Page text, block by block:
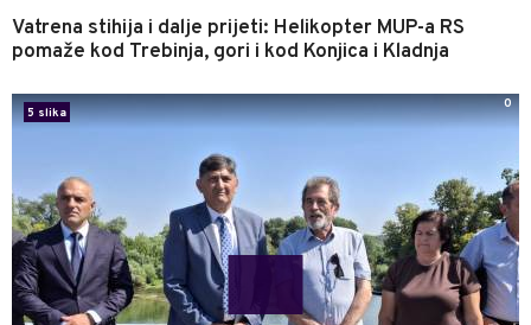
Vatrena stihija i dalje prijeti: Helikopter MUP-a RS
pomaže kod Trebinja, gori i kod Konjica i Kladnja
5 slika
0